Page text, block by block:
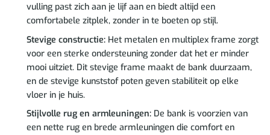
vulling past zich aan je lijf aan en biedt altijd een
comfortabele zitplek, zonder in te boeten op stijl.
Stevige constructie:Het metalen en multiplex frame zorgt
voor een sterke ondersteuning zonder dat het er minder
mooi uitziet. Dit stevige frame maakt de bank duurzaam,
en de stevige kunststof poten geven stabiliteit op elke
vloer in je huis.
Stijlvolle rug en armleuningen:De bank is voorzien van
een nette rug en brede armleuningen die comfort en